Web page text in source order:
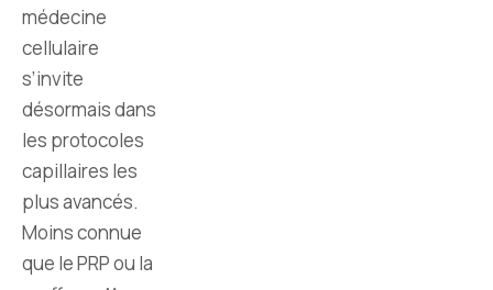
médecine
cellulaire
s’invite
désormais dans
les protocoles
capillaires les
plus avancés.
Moins connue
que le PRP ou la